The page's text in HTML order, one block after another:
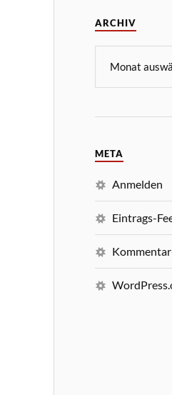
ARCHIV
META
Anmelden
Eintrags-